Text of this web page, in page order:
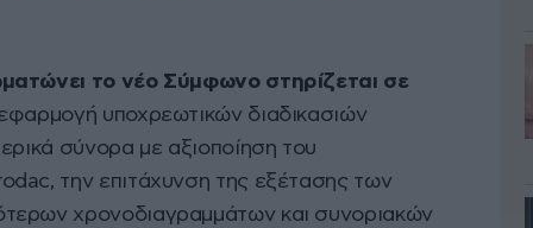
το νέο Σύμφωνο στηρίζεται σε
υποχρεωτικών διαδικασιών
σύνορα με αξιοποίηση του
την επιτάχυνση της εξέτασης των
χρονοδιαγραμμάτων και συνοριακών